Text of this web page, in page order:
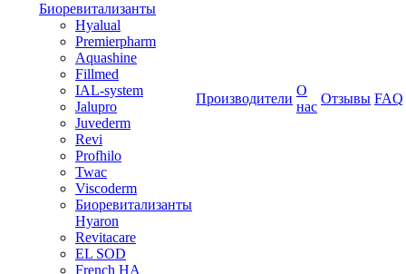
Биоревитализанты
Hyalual
Premierpharm
Aquashine
Fillmed
IAL-system
Jalupro
Juvederm
Revi
Profhilo
Twac
Viscoderm
Биоревитализанты
Hyaron
Revitacare
EL SOD
French HA
Производители
О
нас
Отзывы FAQ